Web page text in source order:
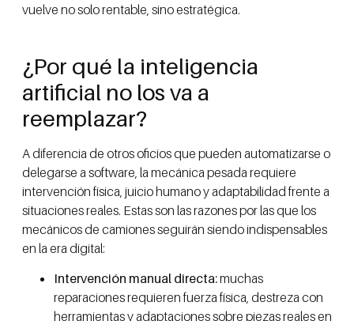
vuelve no solo rentable, sino estratégica.
¿Por qué la inteligencia
artificial no los va a
reemplazar?
A diferencia de otros oficios que pueden automatizarse o
delegarse a software, la mecánica pesada requiere
intervención física, juicio humano y adaptabilidad frente a
situaciones reales. Estas son las razones por las que los
mecánicos de camiones seguirán siendo indispensables
en la era digital:
Intervención manual directa:muchas
reparaciones requieren fuerza física, destreza con
herramientas y adaptaciones sobre piezas reales en